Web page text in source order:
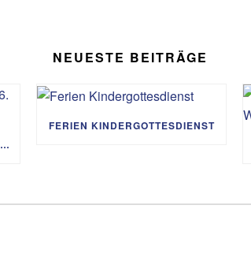
NEUESTE BEITRÄGE
SOMMERKINO AM SONNTAG, 16. AUGUST
FERIEN KINDERGOTTESDIENST